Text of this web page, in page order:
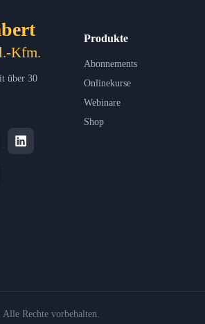
Kfm.
über 30
Produkte
Abonnements
Onlinekurse
Webinare
Shop
Rechte vorbehalten.